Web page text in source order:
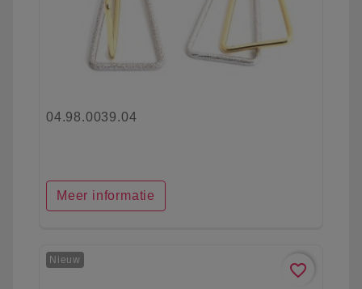
04.98.0039.04
Meer informatie
Nieuw
favorite_border